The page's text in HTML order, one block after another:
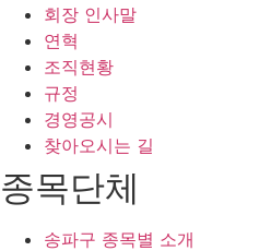
회장 인사말
연혁
조직현황
규정
경영공시
찾아오시는 길
종목단체
송파구 종목별 소개